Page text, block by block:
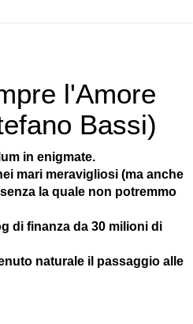
l'Amore
Bassi)
in enigmate.
mari meravigliosi (ma anche
la quale non potremmo
di finanza da 30 milioni di
naturale il passaggio alle